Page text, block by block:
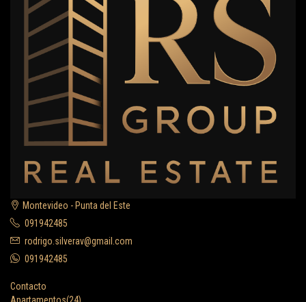
Montevideo - Punta del Este
091942485
rodrigo.silverav@gmail.com
091942485
Contacto